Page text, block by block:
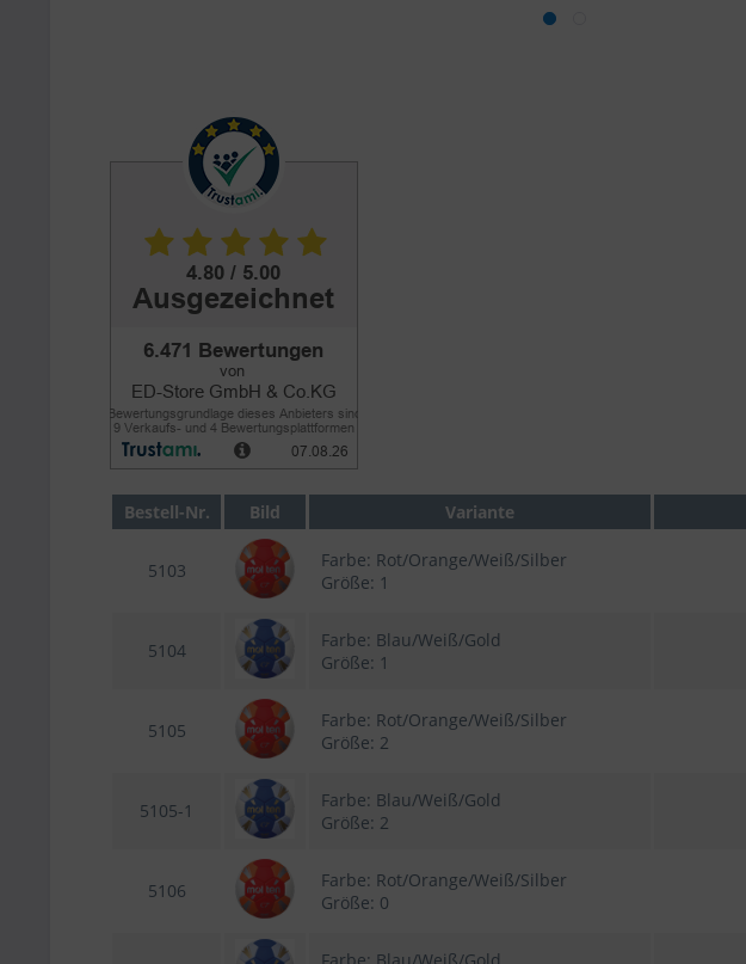
Bestell-Nr. Bild Variante
5103
Farbe: Rot/Orange/Weiß/Silber
Größe: 1
5104
Farbe: Blau/Weiß/Gold
Größe: 1
5105
Farbe: Rot/Orange/Weiß/Silber
Größe: 2
5105-1
Farbe: Blau/Weiß/Gold
Größe: 2
5106
Farbe: Rot/Orange/Weiß/Silber
Größe: 0